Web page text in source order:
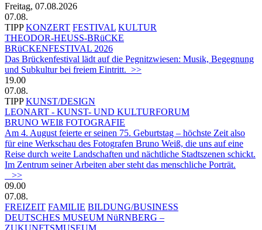
Freitag, 07.08.2026
07.08.
TIPP KONZERT FESTIVAL KULTUR
THEODOR-HEUSS-BRüCKE
BRüCKENFESTIVAL 2026
Das Brückenfestival lädt auf die Pegnitzwiesen: Musik, Begegnung
und Subkultur bei freiem Eintritt. >>
19.00
07.08.
TIPP KUNST/DESIGN
LEONART - KUNST- UND KULTURFORUM
BRUNO WEIß FOTOGRAFIE
Am 4. August feierte er seinen 75. Geburtstag – höchste Zeit also
für eine Werkschau des Fotografen Bruno Weiß, die uns auf eine
Reise durch weite Landschaften und nächtliche Stadtszenen schickt.
Im Zentrum seiner Arbeiten aber steht das menschliche Porträt.
>>
09.00
07.08.
FREIZEIT FAMILIE BILDUNG/BUSINESS
DEUTSCHES MUSEUM NüRNBERG –
ZUKUNFTSMUSEUM